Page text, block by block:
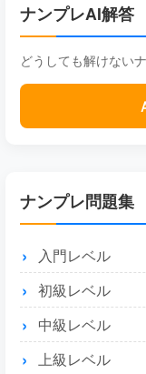
ナンプレAI解答
どうしても解けない
ナンプレ問題集
入門レベル
初級レベル
中級レベル
上級レベル